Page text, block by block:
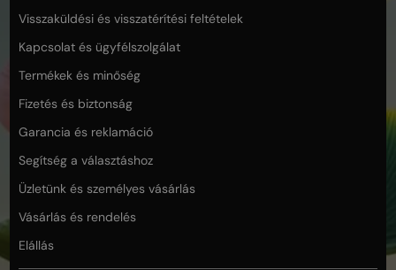
Visszaküldési és visszatérítési feltételek
Kapcsolat és ügyfélszolgálat
Termékek és minőség
Fizetés és biztonság
Garancia és reklamáció
Segítség a választáshoz
Üzletünk és személyes vásárlás
Vásárlás és rendelés
Elállás